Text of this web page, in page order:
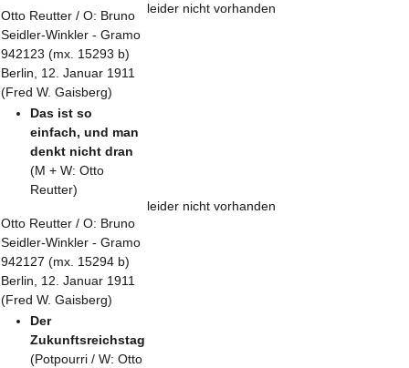
Otto Reutter / O: Bruno
Seidler-Winkler - Gramo
942123 (mx. 15293 b)
Berlin, 12. Januar 1911
(Fred W. Gaisberg)
leider nicht vorhanden
Das ist so
einfach, und man
denkt nicht dran
(M + W: Otto
Reutter)
Otto Reutter / O: Bruno
Seidler-Winkler - Gramo
942127 (mx. 15294 b)
Berlin, 12. Januar 1911
(Fred W. Gaisberg)
leider nicht vorhanden
Der
Zukunftsreichstag
(Potpourri / W: Otto